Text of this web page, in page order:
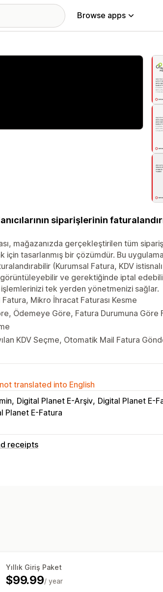
Browse apps
siparişlerinin
mağazanızda gerçekleştirilen tüm
için tasarlanmış bir çözümdür. Bu
(Kurumsal Fatura, KDV
ve gerektiğinde iptal
tek yerden yönetmenizi sağlar.
Mikro İhracat Faturası Kesme
Ödemeye Göre, Fatura Durumuna Göre
KDV Seçme, Otomatik Mail Fatura
translated into English
Digital Planet E-Arşiv Digital Planet E-
Planet E-Fatura
receipts
Yıllık Giriş Paket
$99.99/ year